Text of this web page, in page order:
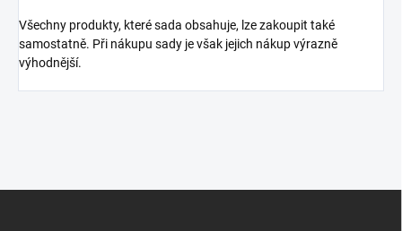
Všechny produkty, které sada obsahuje, lze zakoupit také
samostatně. Při nákupu sady je však jejich nákup výrazně
výhodnější.